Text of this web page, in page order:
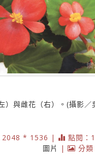
）與雌花（右）。(攝影／
2048 * 1536 | 點閱：
圖片
| 分類